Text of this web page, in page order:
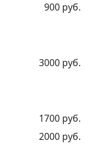
900 руб.
3000 руб.
1700 руб.
2000 руб.